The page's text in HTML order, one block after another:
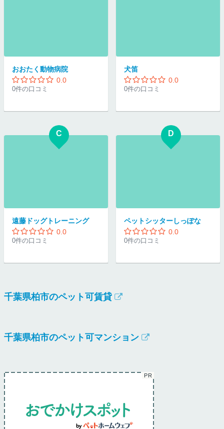
おおたく動物病院
0.0
0件の口コミ
犬笛
0.0
0件の口コミ
C
遠藤ドッグトレーニング
0.0
0件の口コミ
D
ペットシッターしっぽな
0.0
0件の口コミ
千葉県柏市のペット可賃貸
千葉県柏市のペット可マンション